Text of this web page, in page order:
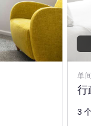
单
行
3